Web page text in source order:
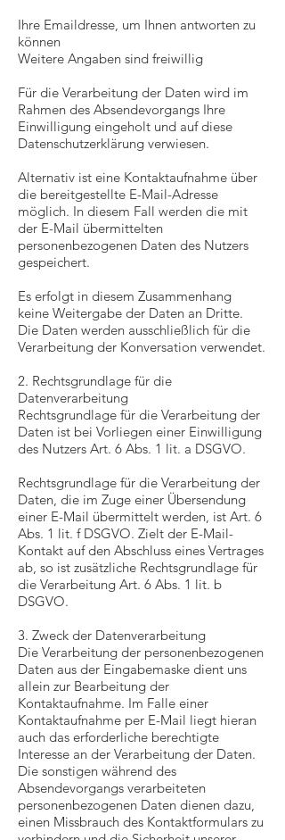
Ihre Emaildresse, um Ihnen antworten zu
können
Weitere Angaben sind freiwillig
Für die Verarbeitung der Daten wird im
Rahmen des Absendevorgangs Ihre
Einwilligung eingeholt und auf diese
Datenschutzerklärung verwiesen.
Alternativ ist eine Kontaktaufnahme über
die bereitgestellte E-Mail-Adresse
möglich. In diesem Fall werden die mit
der E-Mail übermittelten
personenbezogenen Daten des Nutzers
gespeichert.
Es erfolgt in diesem Zusammenhang
keine Weitergabe der Daten an Dritte.
Die Daten werden ausschließlich für die
Verarbeitung der Konversation verwendet.
2. Rechtsgrundlage für die
Datenverarbeitung
Rechtsgrundlage für die Verarbeitung der
Daten ist bei Vorliegen einer Einwilligung
des Nutzers Art. 6 Abs. 1 lit. a DSGVO.
Rechtsgrundlage für die Verarbeitung der
Daten, die im Zuge einer Übersendung
einer E-Mail übermittelt werden, ist Art. 6
Abs. 1 lit. f DSGVO. Zielt der E-Mail-
Kontakt auf den Abschluss eines Vertrages
ab, so ist zusätzliche Rechtsgrundlage für
die Verarbeitung Art. 6 Abs. 1 lit. b
DSGVO.
3. Zweck der Datenverarbeitung
Die Verarbeitung der personenbezogenen
Daten aus der Eingabemaske dient uns
allein zur Bearbeitung der
Kontaktaufnahme. Im Falle einer
Kontaktaufnahme per E-Mail liegt hieran
auch das erforderliche berechtigte
Interesse an der Verarbeitung der Daten.
Die sonstigen während des
Absendevorgangs verarbeiteten
personenbezogenen Daten dienen dazu,
einen Missbrauch des Kontaktformulars zu